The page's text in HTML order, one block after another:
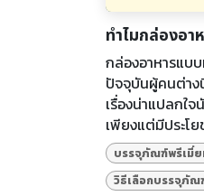
ทำไมกล่องอา
กล่องอาหารแบ
ปัจจุบันผู้คนต่าง
เรื่องน่าแปลกใ
เพียงแต่มีประโ
บรรจุภัณฑ์พรีเมี่
วิธีเลือกบรรจุภัณ